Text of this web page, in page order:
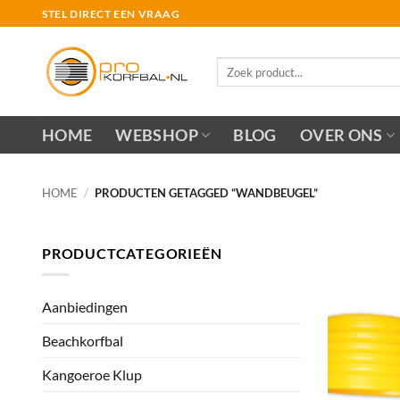
naar
STEL DIRECT EEN VRAAG
HOME WEBSHOP BLOG OVER ONS
HOME / PRODUCTEN GETAGGED “WANDBEUGEL”
PRODUCTCATEGORIEËN
Aanbiedingen
Beachkorfbal
Kangoeroe Klup